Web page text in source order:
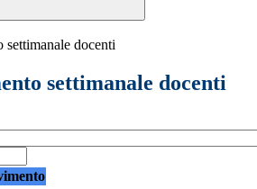
docenti
settimanale docenti